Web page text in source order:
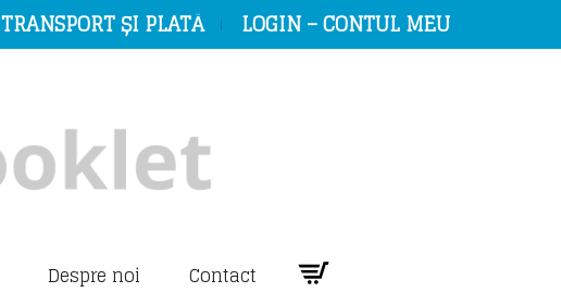
TRANSPORT ȘI PLATĂ LOGIN – CONTUL MEU
Despre noi Contact